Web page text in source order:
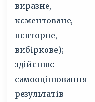
виразне,
коментоване,
повторне,
вибіркове);
здійснює
самооцінювання
результатів